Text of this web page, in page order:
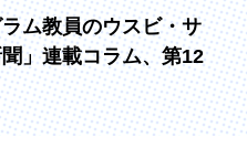
ム教員のウスビ・サ
」連載コラム、第12